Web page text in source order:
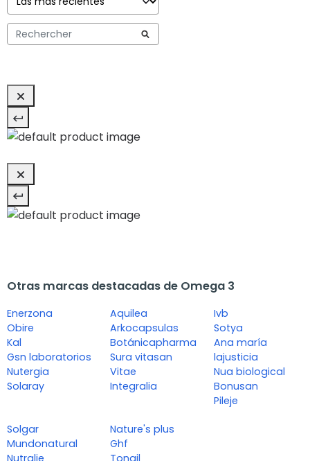
Otras marcas destacadas de Omega 3
Enerzona
Obire
Kal
Gsn laboratorios
Nutergia
Solaray
Aquilea
Arkocapsulas
Botánicapharma
Sura vitasan
Vitae
Integralia
Ivb
Sotya
Ana maría
lajusticia
Nua biological
Bonusan
Pileje
Solgar
Mundonatural
Nutralie
Nature's plus
Ghf
Tongil